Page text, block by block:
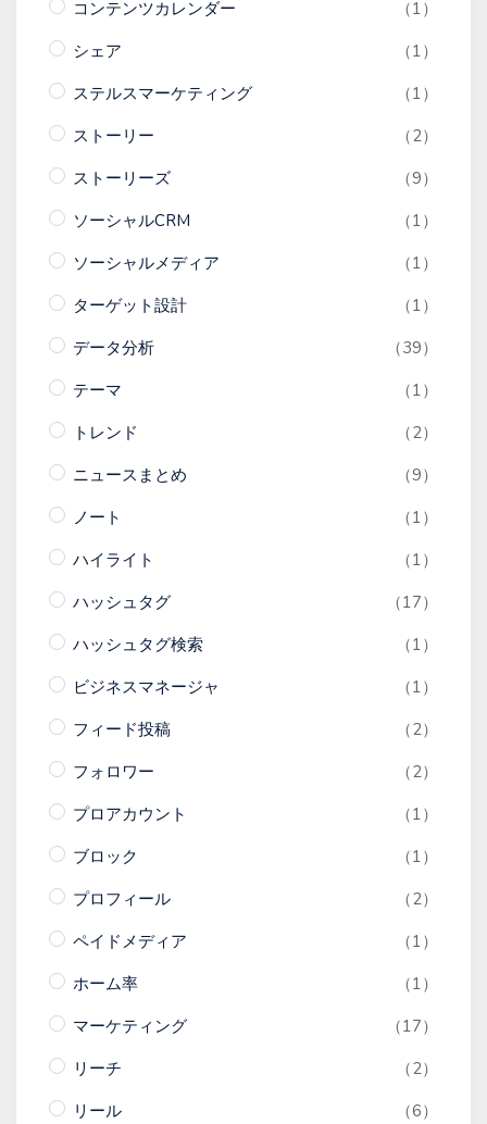
コンテンツカレンダー
（1）
シェア
（1）
ステルスマーケティング
（1）
ストーリー
（2）
ストーリーズ
（9）
ソーシャルCRM
（1）
ソーシャルメディア
（1）
ターゲット設計
（1）
データ分析
（39）
テーマ
（1）
トレンド
（2）
ニュースまとめ
（9）
ノート
（1）
ハイライト
（1）
ハッシュタグ
（17）
ハッシュタグ検索
（1）
ビジネスマネージャ
（1）
フィード投稿
（2）
フォロワー
（2）
プロアカウント
（1）
ブロック
（1）
プロフィール
（2）
ペイドメディア
（1）
ホーム率
（1）
マーケティング
（17）
リーチ
（2）
リール
（6）